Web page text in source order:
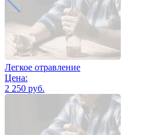
Легкое отравление
Цена:
2 250 руб.